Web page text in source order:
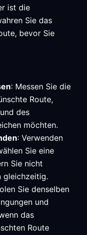
ist die
Sie das
bevor Sie
: Messen Sie die
Route,
des
möchten.
: Verwenden
Sie eine
Sie nicht
gleichzeitig.
Sie denselben
und
das
Route